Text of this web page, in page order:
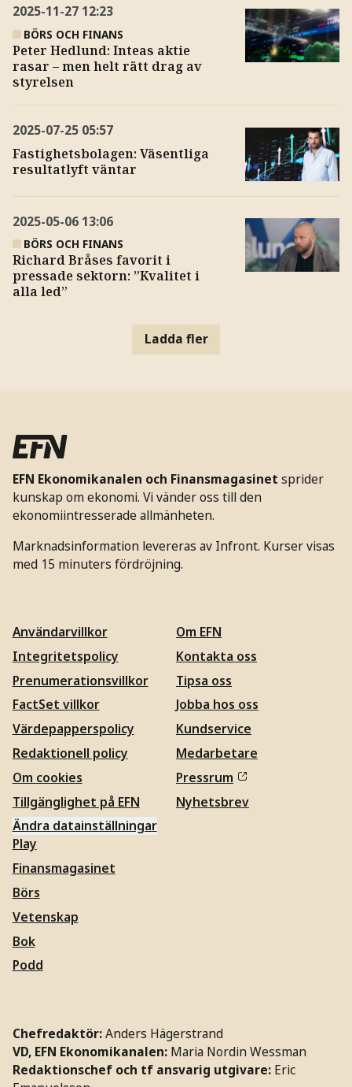
2025-11-27 12:23
BÖRS OCH FINANS
Peter Hedlund: Inteas aktie
rasar – men helt rätt drag av
styrelsen
2025-07-25 05:57
Fastighetsbolagen: Väsentliga
resultatlyft väntar
2025-05-06 13:06
BÖRS OCH FINANS
Richard Bråses favorit i
pressade sektorn: ”Kvalitet i
alla led”
Ladda fler
EFN Ekonomikanalen och Finansmagasinet sprider
kunskap om ekonomi. Vi vänder oss till den
ekonomiintresserade allmänheten.
Marknadsinformation levereras av Infront. Kurser visas
med 15 minuters fördröjning.
Användarvillkor
Integritetspolicy
Prenumerationsvillkor
FactSet villkor
Värdepapperspolicy
Redaktionell policy
Om cookies
Tillgänglighet på EFN
Ändra datainställningar
Om EFN
Kontakta oss
Tipsa oss
Jobba hos oss
Kundservice
Medarbetare
Pressrum
Nyhetsbrev
Play
Finansmagasinet
Börs
Vetenskap
Bok
Podd
Chefredaktör:Anders Hägerstrand
VD, EFN Ekonomikanalen: Maria Nordin Wessman
Redaktionschef och tf ansvarig utgivare: Eric